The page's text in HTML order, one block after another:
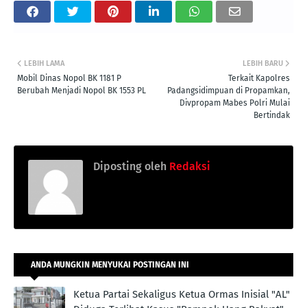
LEBIH BARU
Terkait Kapolres
Padangsidimpuan di Propamkan,
Divpropam Mabes Polri Mulai
Bertindak
LEBIH LAMA
Mobil Dinas Nopol BK 1181 P
Berubah Menjadi Nopol BK 1553 PL
Diposting oleh Redaksi
ANDA MUNGKIN MENYUKAI POSTINGAN INI
Ketua Partai Sekaligus Ketua Ormas Inisial "AL"